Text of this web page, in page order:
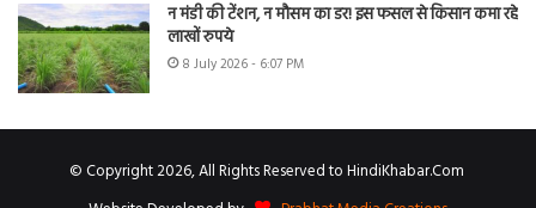
न मंडी की टेंशन, न मौसम का डर! इस फसल से किसान कमा रहे
लाखों रुपये
8 July 2026 - 6:07 PM
© Copyright 2026, All Rights Reserved to HindiKhabar.Com